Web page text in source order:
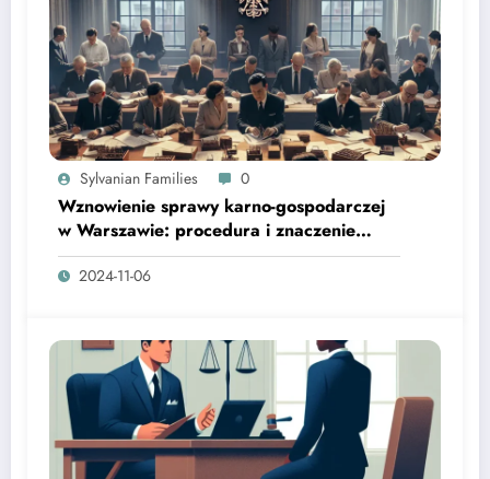
Sylvanian Families 0
Wznowienie sprawy karno-gospodarczej
w Warszawie: procedura i znaczenie
expertów prawa karne.
2024-11-06